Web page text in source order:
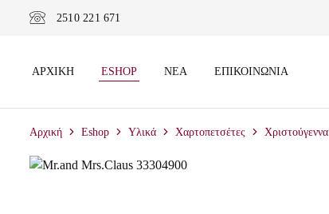
2510 221 671
ΑΡΧΙΚΉ ESHOP ΝΈΑ ΕΠΙΚΟΙΝΩΝΊΑ
Αρχική Eshop Υλικά Χαρτοπετσέτες Χριστούγεννα